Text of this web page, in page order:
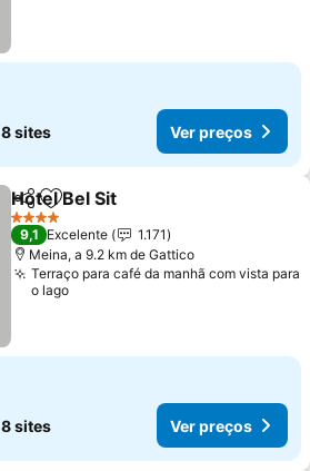
8 sites Ver preços
PartilharAdicionar aos favoritos
Hotel Bel Sit
4 Estrelas
9,1 Excelente
1.171
Meina, a 9.2 km de Gattico
Terraço para café da manhã com vista para
o lago
8 sites Ver preços